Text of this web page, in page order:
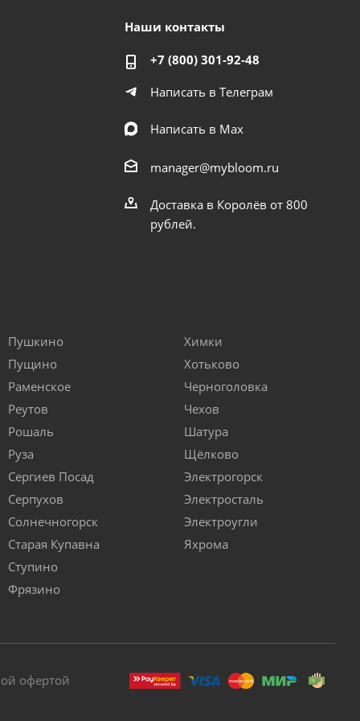
Наши контакты
+7 (800) 301-92-48
Написать в Телеграм
Написать в Мах
manager@mybloom.ru
Доставка в Королёв от 800
рублей.
Пушкино
Пущино
Раменское
Реутов
Рошаль
Руза
Сергиев Посад
Серпухов
Солнечногорск
Старая Купавна
Ступино
Фрязино
Химки
Хотьково
Черноголовка
Чехов
Шатура
Щёлково
Электрогорск
Электросталь
Электроугли
Яхрома
офертой